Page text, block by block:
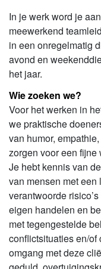
In je werk word je
meewerkend
in een onregelmatig
avond en
het jaar.
Wie zoeken we?
Voor het werken in
we praktische
van humor,
zorgen voor een
Je hebt kennis van
van mensen met
verantwoorde
eigen handelen en
met tegengestelde
conflictsituaties en/
omgang met deze